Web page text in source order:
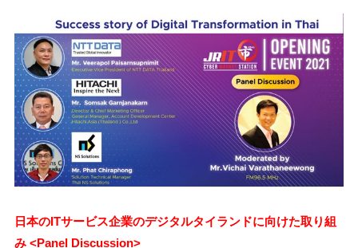
日本のITサービス企業のデジタルタイランドに向けた取り組
み <Panel Discussion>